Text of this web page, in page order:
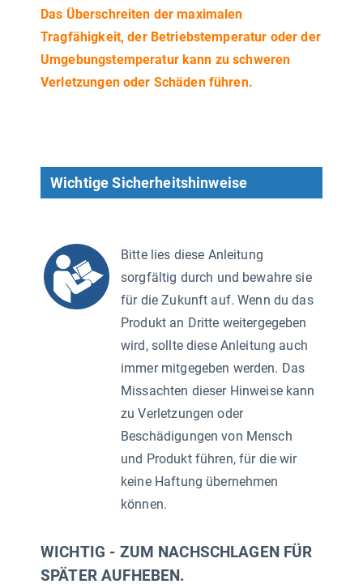
Das Überschreiten der maximalen
Tragfähigkeit, der Betriebstemperatur oder der
Umgebungstemperatur kann zu schweren
Verletzungen oder Schäden führen.
Wichtige Sicherheitshinweise
Bitte lies diese Anleitung
sorgfältig durch und bewahre sie
für die Zukunft auf. Wenn du das
Produkt an Dritte weitergegeben
wird, sollte diese Anleitung auch
immer mitgegeben werden. Das
Missachten dieser Hinweise kann
zu Verletzungen oder
Beschädigungen von Mensch
und Produkt führen, für die wir
keine Haftung übernehmen
können.
WICHTIG - ZUM NACHSCHLAGEN FÜR
SPÄTER AUFHEBEN.